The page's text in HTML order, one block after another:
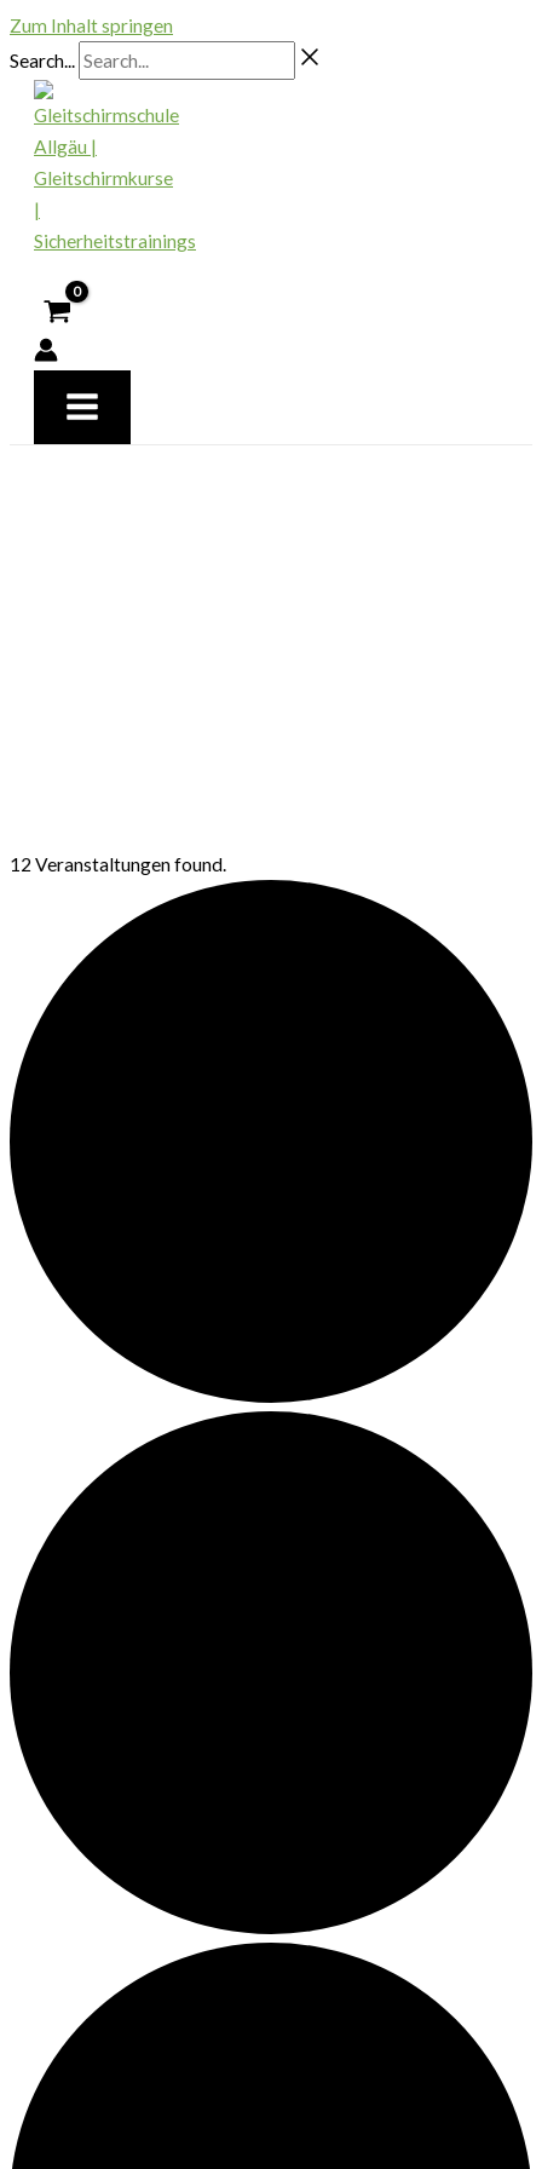
Zum Inhalt springen
Search...
12 Veranstaltungen found.